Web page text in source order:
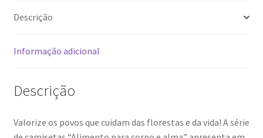
Descrição
Informação adicional
Descrição
Valorize os povos que cuidam das florestas e da vida! A série